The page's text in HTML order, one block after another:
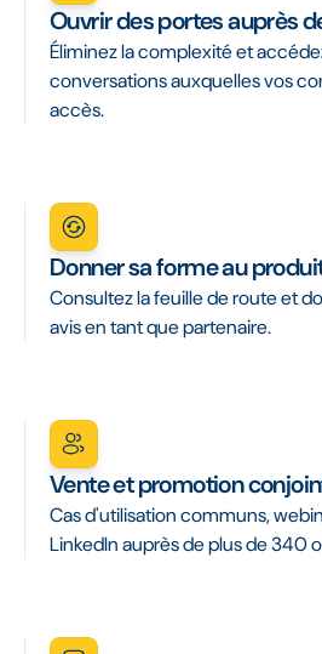
Ouvrir des portes auprès
Éliminez la complexité et
conversations auxquelles vos
accès.
Donner sa forme au
Consultez la feuille de route et
avis en tant que partenaire.
Vente et promotion
Cas d'utilisation communs,
LinkedIn auprès de plus de 340